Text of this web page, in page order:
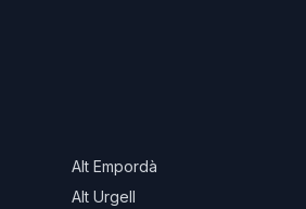
Alt Empordà
Alt Urgell